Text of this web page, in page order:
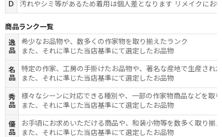
D 汚れやシミ等があるため着用は個人差となります リメイクにお
商品ランク一覧
逸
品
希少なお品物や、数多くの作家物を取り揃えたランク
また、それに準じた当店基準にて選定したお品物
名
品
特定の作家、工房の手掛けたお品物や、著名な産地で生産され
また、それに準じた当店基準にて選定したお品物
秀
品
様々なシーンに対応できる種別や、一部の作家物商品などを取
また、それに準じた当店基準にて選定したお品物
優
品
お手頃にお求めいただける商品や、和装小物等を数多く取り揃
また、それに準じた当店基準にて選定したお品物